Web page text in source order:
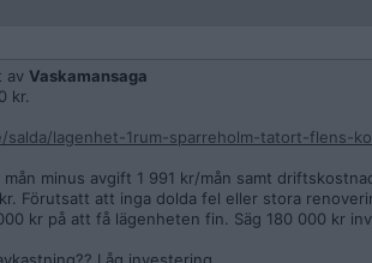
av Vaskamansaga
kr.
lagenhet-1rum-sparreholm-tatort-flens-
minus avgift 1 991 kr/mån samt
Förutsatt att inga dolda fel eller stora
kr på att få lägenheten fin. Säg 180 000 kr